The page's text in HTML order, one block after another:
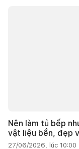
Nên làm tủ bếp
vật liệu bền, đẹp
27/06/2026, lúc 10:00